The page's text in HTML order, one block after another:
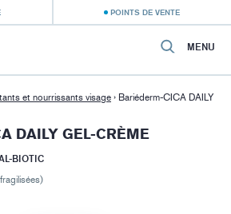
POINTS DE VENTE
MENU
et nourrissants visage › Bariéderm-CICA DAILY
DAILY GEL-CRÈME
BIOTIC